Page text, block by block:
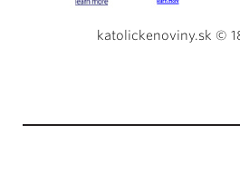
katolickenoviny.sk ©